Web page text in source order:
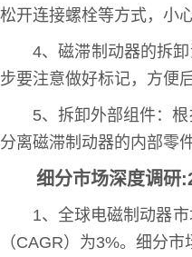
松开连接螺栓等方式，小
4、磁滞制动器的拆
步要注意做好标记，方便
5、拆卸外部组件：
分离磁滞制动器的内部零
细分市场深度调研
1、全球电磁制动器
（CAGR）为3%。细分